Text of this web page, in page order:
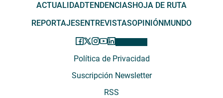
ACTUALIDADTENDENCIASHOJA DE RUTA
REPORTAJESENTREVISTASOPINIÓNMUNDO
Política de Privacidad
Suscripción Newsletter
RSS